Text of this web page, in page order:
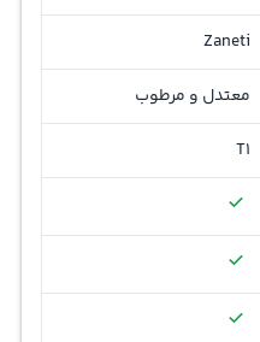
Zaneti
معتدل و مرطوب
T1